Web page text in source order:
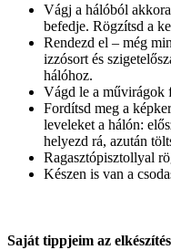
Vágj a hálóból
befedje. Rögzítsd a
Rendezd el – még
izzósort és
hálóhoz.
Vágd le a művirágok
Fordítsd meg a
leveleket a hálón:
helyezd rá, azután
Ragasztópisztollyal
Készen is van a
Saját tippjeim az